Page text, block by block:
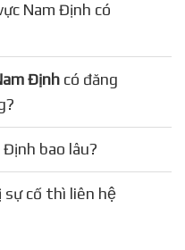
Nam Định có
Định có đăng
bao lâu?
sự cố thì liên hệ